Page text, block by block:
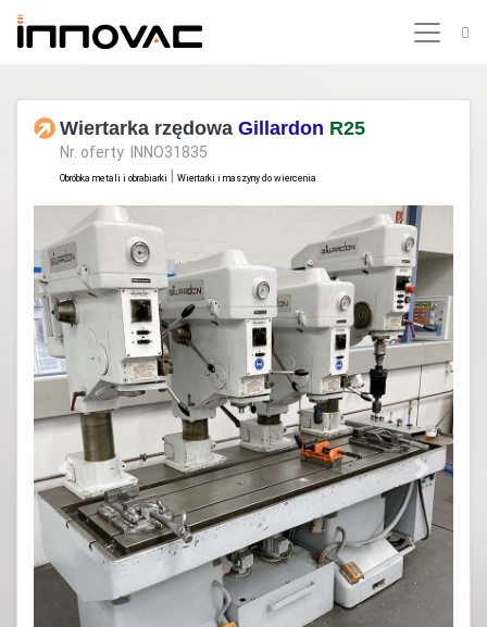
Wiertarka rzędowa Gillardon R25
Nr. oferty INNO31835
Obróbka metali i obrabiarki Wiertarki i maszyny do wiercenia
Previous Next